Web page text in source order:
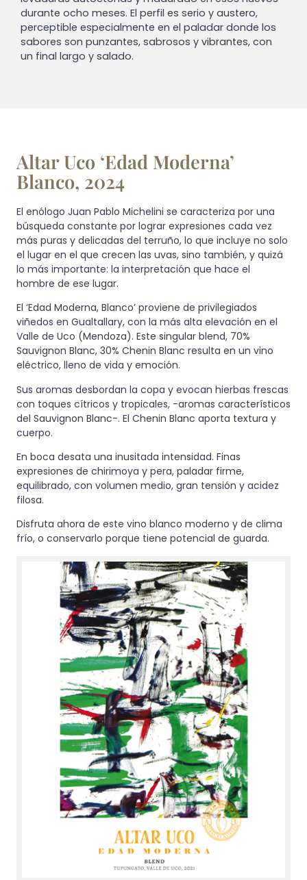
durante ocho meses. El perfil es serio y austero,
perceptible especialmente en el paladar donde los
sabores son punzantes, sabrosos y vibrantes, con
un final largo y salado.
Altar Uco ‘Edad Moderna’
Blanco, 2024
El enólogo Juan Pablo Michelini se caracteriza por una
búsqueda constante por lograr expresiones cada vez
más puras y delicadas del terruño, lo que incluye no solo
el lugar en el que crecen las uvas, sino también, y quizá
lo más importante: la interpretación que hace el
hombre de ese lugar.
El ‘Edad Moderna, Blanco’ proviene de privilegiados
viñedos en Gualtallary, con la más alta elevación en el
Valle de Uco (Mendoza). Este singular blend, 70%
Sauvignon Blanc, 30% Chenin Blanc resulta en un vino
eléctrico, lleno de vida y emoción.
Sus aromas desbordan la copa y evocan hierbas frescas
con toques cítricos y tropicales, -aromas característicos
del Sauvignon Blanc-. El Chenin Blanc aporta textura y
cuerpo.
En boca desata una inusitada intensidad. Finas
expresiones de chirimoya y pera, paladar firme,
equilibrado, con volumen medio, gran tensión y acidez
filosa.
Disfruta ahora de este vino blanco moderno y de clima
frío, o conservarlo porque tiene potencial de guarda.